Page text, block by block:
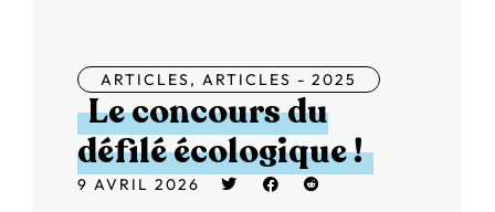
ARTICLES, ARTICLES - 2025
Le concours du
défilé écologique !
9 AVRIL 2026